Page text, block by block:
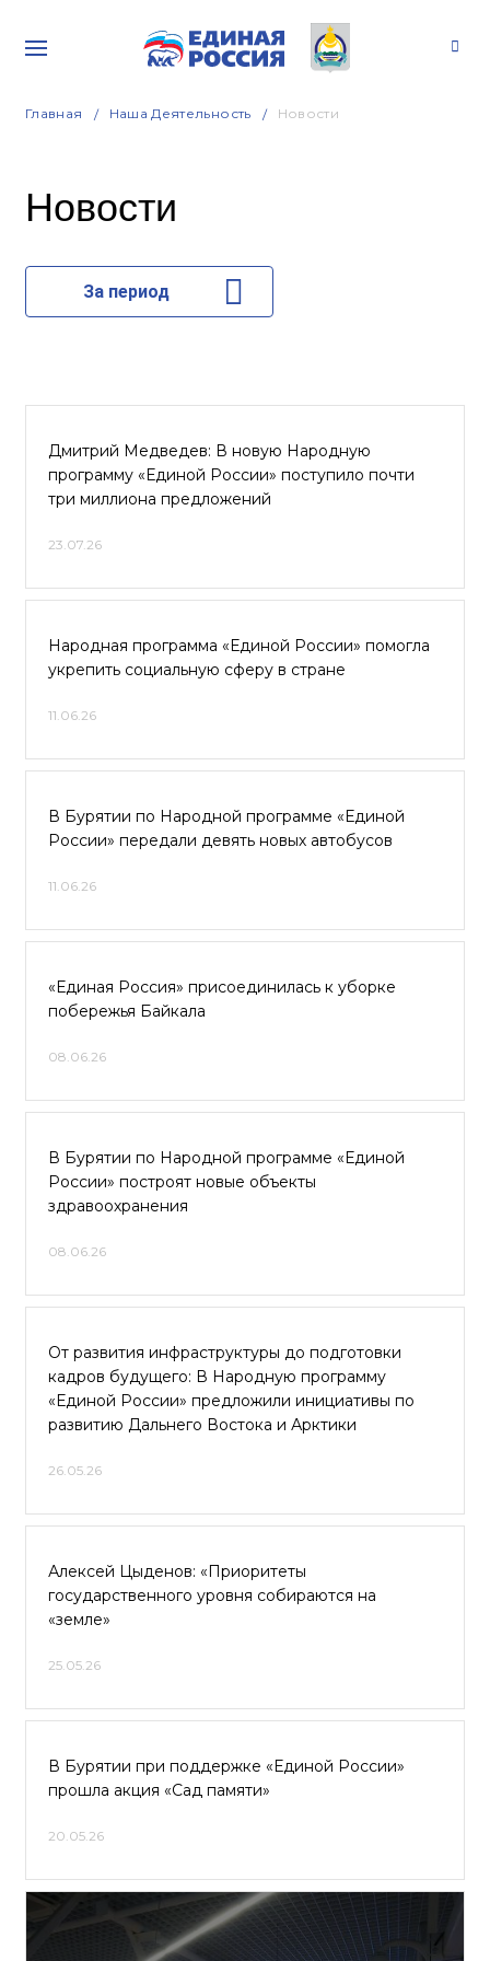
Главная Наша Деятельность Новости
Новости
За период
Дмитрий Медведев: В новую Народную
программу «Единой России» поступило почти
три миллиона предложений
23.07.26
Народная программа «Единой России» помогла
укрепить социальную сферу в стране
11.06.26
В Бурятии по Народной программе «Единой
России» передали девять новых автобусов
11.06.26
«Единая Россия» присоединилась к уборке
побережья Байкала
08.06.26
В Бурятии по Народной программе «Единой
России» построят новые объекты
здравоохранения
08.06.26
От развития инфраструктуры до подготовки
кадров будущего: В Народную программу
«Единой России» предложили инициативы по
развитию Дальнего Востока и Арктики
26.05.26
Алексей Цыденов: «Приоритеты
государственного уровня собираются на
«земле»
25.05.26
В Бурятии при поддержке «Единой России»
прошла акция «Сад памяти»
20.05.26